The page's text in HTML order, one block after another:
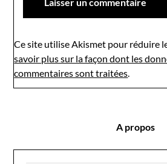
Ce site utilise Akismet pour réduire
savoir plus sur la façon dont les
commentaires sont traitées.
A propos